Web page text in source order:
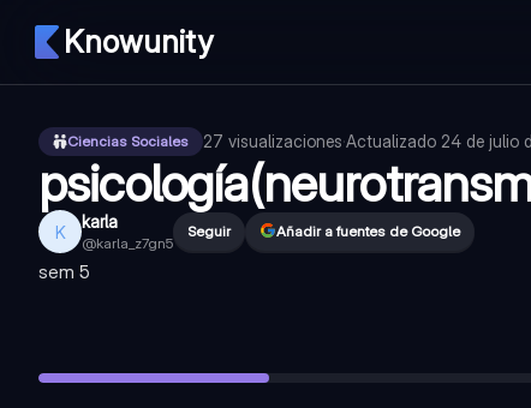
Knowunity
Ciencias Sociales 27 visualizaciones·Actualizado 24 de julio
K karla
@karla_z7gn5
Seguir Añadir a fuentes de Google
sem 5
placer, motivación, movimientos voluntarios. deficit: